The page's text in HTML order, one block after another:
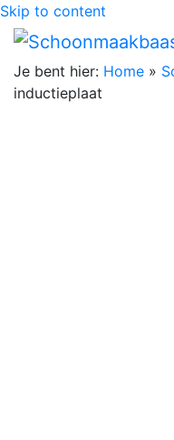
Skip to content
Je bent hier: Home »
inductieplaat